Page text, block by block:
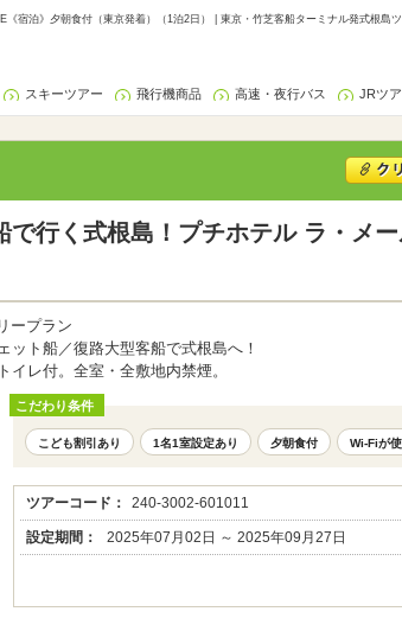
宿泊》夕朝食付（東京発着）（1泊2日） | 東京・竹芝客船ターミナル発式根島
スキーツアー 飛行機商品 高速・夜行バス JRツ
行く式根島！プチホテル ラ・メ
ープラン
ット船／復路大型客船で式根島へ！
レ付。全室・全敷地内禁煙。
こだわり条件
こども割引あり 1名1室設定あり 夕朝食付 Wi-Fiが
ツアーコード： 240-3002-601011
設定期間： 2025年07月02日 ～ 2025年09月27日